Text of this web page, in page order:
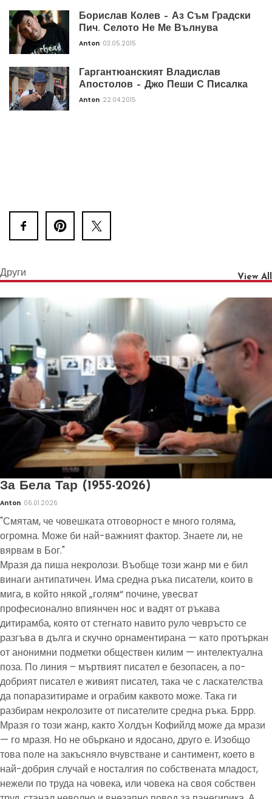
Борислав Колев – Аз Съм Градски
Пич. Селото Не Ме Вълнува
Anton 03.05.2015
Гаргантюанският Владислав
Апостолов – Джо Пеши С Писалка
Anton 22.04.2015
Други View All
За Бела Тар (1955-2026)
Anton 06.01.2026
"Смятам, че човешката отговорност е много голяма,
огромна. Може би най-важният фактор. Знаете ли, не
вярвам в Бог."
Мразя да пиша некролози. Въобще този жанр ми е бил
винаги антипатичен. Има средна ръка писатели, които в
мига, в който някой „голям“ почине, увесват
професионално впиянчен нос и вадят от ръкава
дитирамба, която от стегнато навито руло чевръсто се
разгъва в дълга и скучно орнаментирана — като протъркан
от анонимни подметки обществен килим — интелектуална
поза. По линия – мъртвият писател е безопасен, а по-
добрият писател е живият писател, така че с ласкателства
да попаразитираме и ограбим каквото може. Така ги
разбирам некролозите от писателите средна ръка. Бррр.
Мразя го този жанр, както Холдън Кофийлд може да мрази
— го мразя. Но не объркано и ядосано, друго е. Изобщо
това поле на закъсняло вчувстване и сантимент, което в
най-добрия случай е носталгия по собствената младост,
нежели по труда на човека, или човека на своя собствен